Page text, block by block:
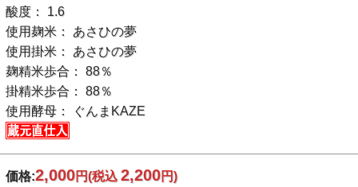
酸度： 1.6
使用麹米： あさひの夢
使用掛米： あさひの夢
麹精米歩合： 88％
掛精米歩合： 88％
使用酵母： ぐんまKAZE
価格:2,000円(税込 2,200円)